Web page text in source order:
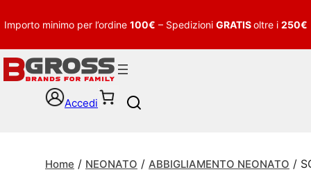
Importo minimo per l’ordine 100€ – Spedizioni GRATISoltre i 250€
Accedi
c
Home / NEONATO / ABBIGLIAMENTO NEONATO /